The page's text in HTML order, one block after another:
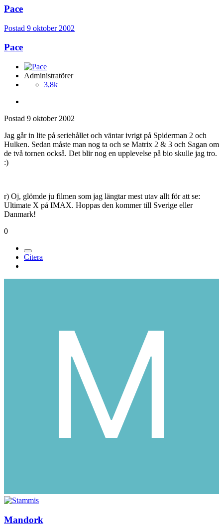
Pace
Postad 9 oktober 2002
Pace
Administratörer
3,8k
Postad 9 oktober 2002
Jag går in lite på seriehållet och väntar ivrigt på Spiderman 2 och
Hulken. Sedan måste man nog ta och se Matrix 2 & 3 och Sagan om
de två tornen också. Det blir nog en upplevelse på bio skulle jag tro.
:)
r) Oj, glömde ju filmen som jag längtar mest utav allt för att se:
Ultimate X på IMAX. Hoppas den kommer till Sverige eller
Danmark!
0
Citera
Mandork